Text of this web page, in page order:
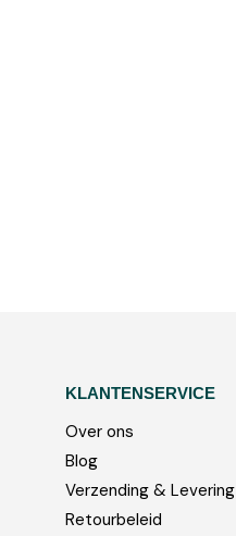
KLANTENSERVICE
Over ons
Blog
Verzending & Levering
Retourbeleid